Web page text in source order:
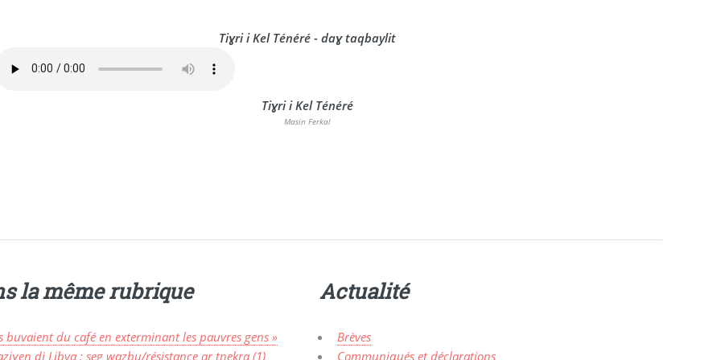
Tiɣri i Kel Ténéré - daɣ taqbaylit
Tiɣri i Kel Ténéré
Masin Ferkal
la même rubrique
buvaient du café en exterminant les pauvres gens »
di Libya : seg wazbu/résistance ar tnekra (1)
Actualité
Brèves
Communiqués et déclarations